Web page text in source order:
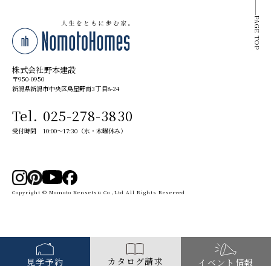
株式会社野本建設
〒950-0950
新潟県新潟市中央区鳥屋野南3丁目8-24
Tel. 025-278-3830
受付時間 10:00～17:30（水・木曜休み）
Copyright © Nomoto Kensetsu Co ,Ltd All Rights Reserved
PAGE TOP
見学予約 カタログ請求 イベント情報